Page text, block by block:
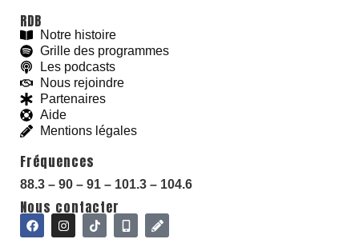
With love and #BeGoodies.fr
RDB
Notre histoire
Grille des programmes
Les podcasts
Nous rejoindre
Partenaires
Aide
Mentions légales
Fréquences
88.3 – 90 – 91 – 101.3 – 104.6
Nous contacter